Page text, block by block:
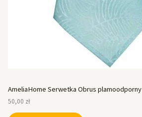
AmeliaHome Serwetka Obrus
50,00 zł